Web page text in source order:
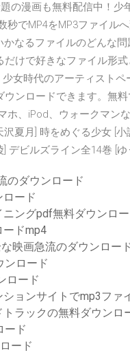
の漫画も無料配信中！
秒でMP4をMP3ファイル
なるファイルのどんな
だけで好きなファイル形
女時代のアーティスト
ンロードできます。無
ホ、iPod、ウォークマン
夏月] 時をめぐる少女 [
デビルズライン全14巻 [
のダウンロード
ード
ングpdf無料ダウンロ
ードmp4
映画急流のダウンロー
ンロード
ロード
ョンサイトでmp3ファ
ラックの無料ダウンロ
ード
ード